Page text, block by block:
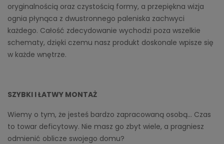
oryginalnością oraz czystością formy, a przepiękna wizja
ognia płynąca z dwustronnego paleniska zachwyci
każdego. Całość zdecydowanie wychodzi poza wszelkie
schematy, dzięki czemu nasz produkt doskonale wpisze się
w każde wnętrze.
SZYBKI I ŁATWY MONTAŻ
Wiemy o tym, że jesteś bardzo zapracowaną osobą… Czas
to towar deficytowy. Nie masz go zbyt wiele, a pragniesz
odmienić oblicze swojego domu?